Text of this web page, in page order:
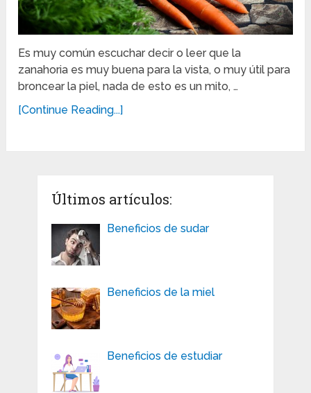
Es muy común escuchar decir o leer que la
zanahoria es muy buena para la vista, o muy útil para
broncear la piel, nada de esto es un mito, …
[Continue Reading...]
Últimos artículos:
Beneficios de sudar
Beneficios de la miel
Beneficios de estudiar